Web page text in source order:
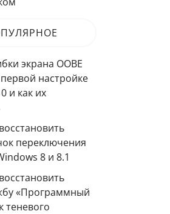
экрана OOBE
настройке
и как их
переключения
8 и 8.1
«Программный
теневого